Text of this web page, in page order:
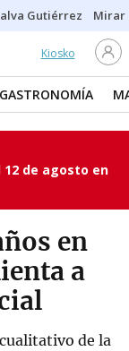
Gutiérrez Mirar
Kiosko
GASTRONOMÍA
de agosto en
en
a
de la